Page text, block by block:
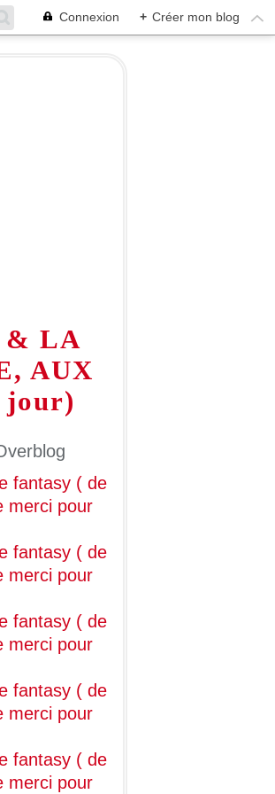
Connexion + Créer mon blog
& LA
AUX
jour)